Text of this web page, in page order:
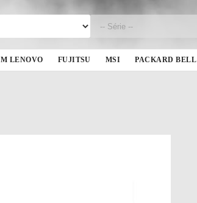
LENOVO FUJITSU MSI PACKARD BELL